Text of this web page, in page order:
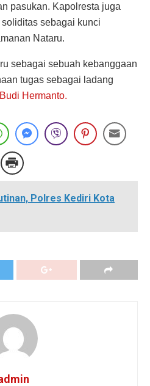
pasukan. Kapolresta juga
sebagai kunci
Nataru.
sebagai sebuah kebanggaan
tugas sebagai ladang
Hermanto.
Polres Kediri Kota